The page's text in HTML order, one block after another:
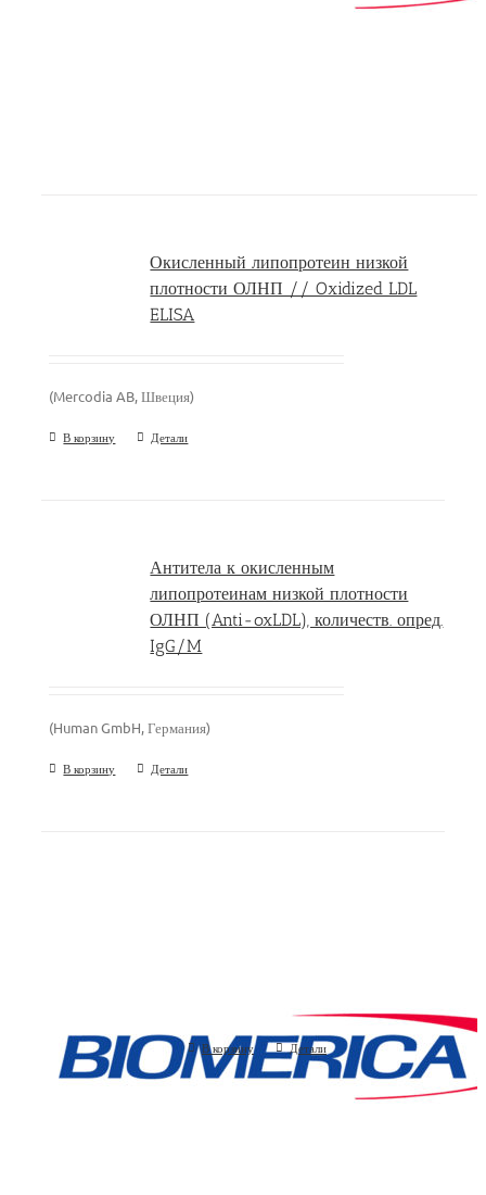
Окисленный липопротеин низкой
плотности ОЛНП // Oxidized LDL
ELISA
(Mercodia AB, Швеция)
В корзину Детали
Антитела к окисленным
липопротеинам низкой плотности
ОЛНП (Anti-oxLDL), количеств. опред.
IgG/M
(Human GmbH, Германия)
В корзину Детали
В корзину Детали